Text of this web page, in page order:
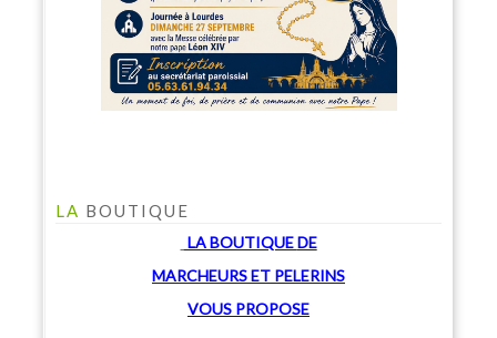
LA BOUTIQUE
LA BOUTIQUEDE
MARCHEURS ET PELERINS
VOUS PROPOSE